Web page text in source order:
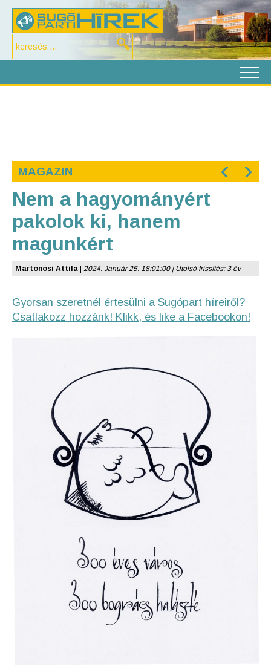
MAGAZIN ‹ ›
Nem a hagyományért
pakolok ki, hanem
magunkért
Martonosi Attila 2024. Január 25. 18:01:00 | Utolsó frissítés: 3 év
Gyorsan szeretnél értesülni a Sugópart híreiről?
Csatlakozz hozzánk! Klikk, és like a Facebookon!